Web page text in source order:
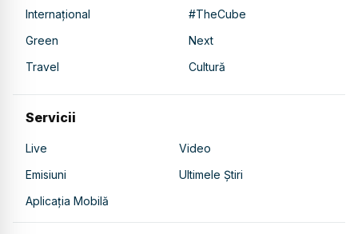
Internațional
#TheCube
Green
Next
Travel
Cultură
Servicii
Live
Video
Emisiuni
Ultimele Știri
Aplicația Mobilă